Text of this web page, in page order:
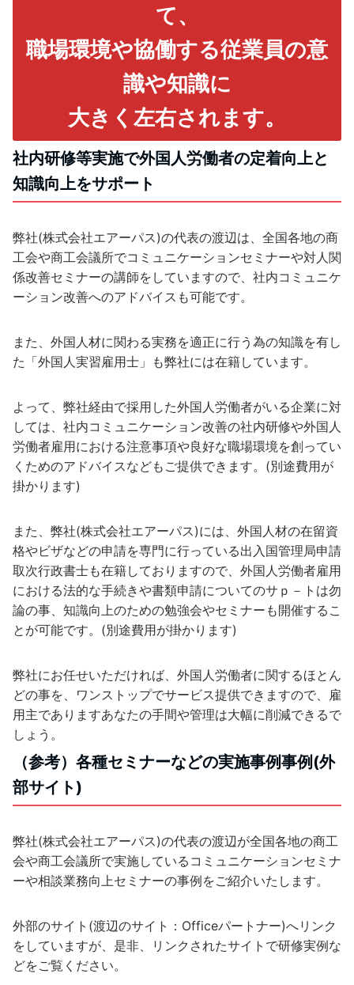
て、
職場環境や協働する従業員の意
識や知識に
大きく左右されます。
社内研修等実施で外国人労働者の定着向上と
知識向上をサポート
弊社(株式会社エアーパス)の代表の渡辺は、全国各地の商
工会や商工会議所でコミュニケーションセミナーや対人関
係改善セミナーの講師をしていますので、社内コミュニケ
ーション改善へのアドバイスも可能です。
また、外国人材に関わる実務を適正に行う為の知識を有し
た「外国人実習雇用士」も弊社には在籍しています。
よって、弊社経由で採用した外国人労働者がいる企業に対
しては、社内コミュニケーション改善の社内研修や外国人
労働者雇用における注意事項や良好な職場環境を創ってい
くためのアドバイスなどもご提供できます。(別途費用が
掛かります)
また、弊社(株式会社エアーパス)には、外国人材の在留資
格やビザなどの申請を専門に行っている出入国管理局申請
取次行政書士も在籍しておりますので、外国人労働者雇用
における法的な手続きや書類申請についてのサｐ－トは勿
論の事、知識向上のための勉強会やセミナーも開催するこ
とが可能です。(別途費用が掛かります)
弊社にお任せいただければ、外国人労働者に関するほとん
どの事を、ワンストップでサービス提供できますので、雇
用主でありますあなたの手間や管理は大幅に削減できるで
しょう。
（参考）各種セミナーなどの実施事例事例(外
部サイト)
弊社(株式会社エアーパス)の代表の渡辺が全国各地の商工
会や商工会議所で実施しているコミュニケーションセミナ
ーや相談業務向上セミナーの事例をご紹介いたします。
外部のサイト(渡辺のサイト：Officeパートナー)へリンク
をしていますが、是非、リンクされたサイトで研修実例な
どをご覧ください。